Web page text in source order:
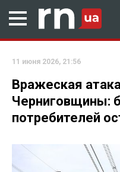
11 июня 2026, 21:56
Вражеская
Черниговщины:
потребителей